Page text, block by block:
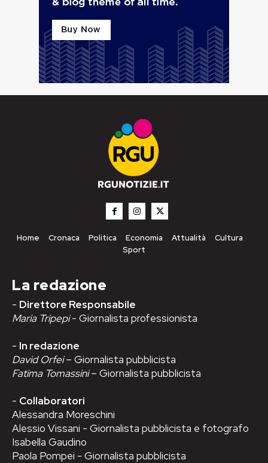
Home Cronaca Politica Economia Attualità
Cultura
Sport
La redazione
- Direttore Responsabile
Maria Tripepi- Giornalista professionista
- In redazione
David Orfei– Giornalista pubblicista
Fatima Tomassini– Giornalista pubblicista
- Collaboratori
Alessandra Moreschini
Alessio Vissani - Giornalista pubblicista e fotografo
Isabella Gaudino
Paola Pompei - Giornalista pubblicista